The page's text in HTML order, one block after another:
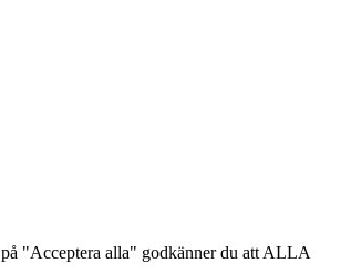
på "Acceptera alla" godkänner du att ALLA